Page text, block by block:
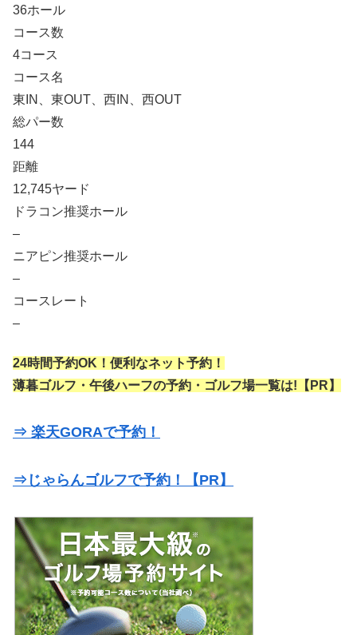
36ホール
コース数
4コース
コース名
東IN、東OUT、西IN、西OUT
総パー数
144
距離
12,745ヤード
ドラコン推奨ホール
–
ニアピン推奨ホール
–
コースレート
–
24時間予約OK！便利なネット予約！
薄暮ゴルフ・午後ハーフの予約・ゴルフ場一覧は!【PR】
⇒ 楽天GORAで予約！
⇒じゃらんゴルフで予約！【PR】